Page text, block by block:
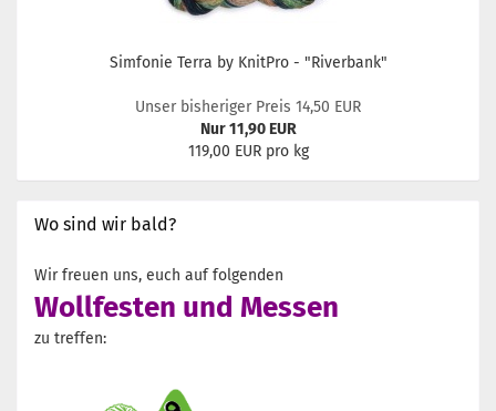
Simfonie Terra by KnitPro - "Riverbank"
Unser bisheriger Preis 14,50 EUR
Nur 11,90 EUR
119,00 EUR pro kg
Wo sind wir bald?
Wir freuen uns, euch auf folgenden
Wollfesten und Messen
zu treffen: